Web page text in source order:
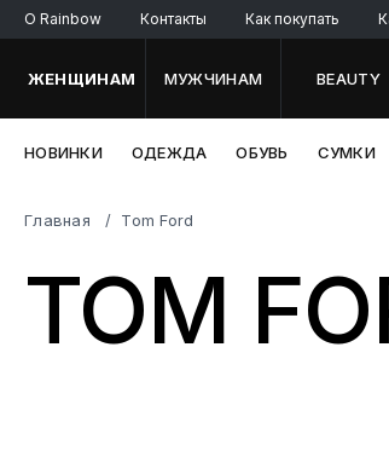
O Rainbow Контакты Как покупать
ЖЕНЩИНАМ МУЖЧИНАМ BEAUTY
НОВИНКИ ОДЕЖДА ОБУВЬ СУМКИ
Главная Tom Ford
TOM